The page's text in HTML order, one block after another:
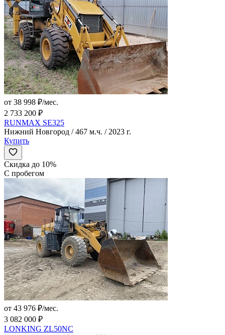
от 38 998 ₽/мес.
2 733 200 ₽
RUNMAX SE325
Нижний Новгород / 467 м.ч. / 2023 г.
Купить
Скидка до 10%
С пробегом
от 43 976 ₽/мес.
3 082 000 ₽
LONKING ZL50NC